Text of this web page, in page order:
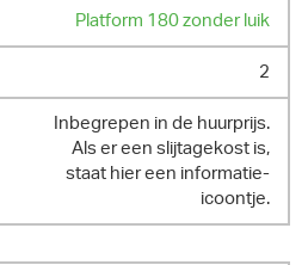
Platform 180 zonder luik
2
Inbegrepen in de huurprijs.
Als er een slijtagekost is,
staat hier een informatie-
icoontje.